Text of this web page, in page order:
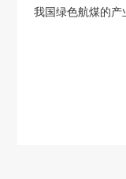
我国绿色航煤的产